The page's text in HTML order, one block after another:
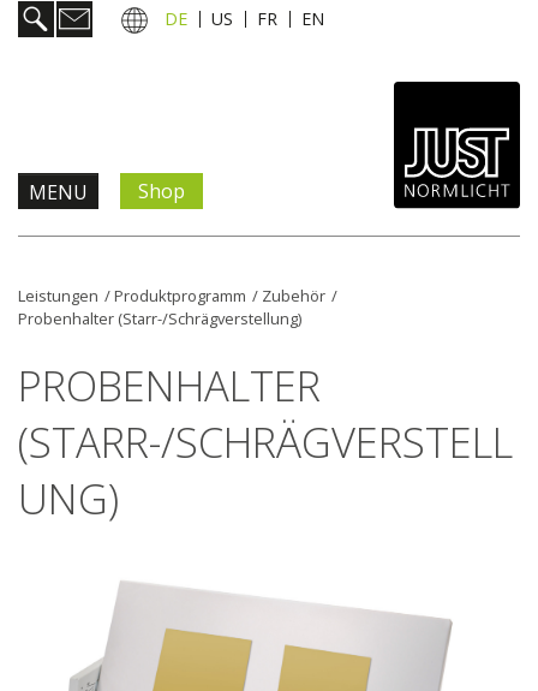
DE US FR EN
MENU
Information & Service
Aktuelles
Unternehmen
Shop
Leistungen /Produktprogramm / Zubehör /
Probenhalter (Starr-/Schrägverstellung)
PROBENHALTER
(STARR-/SCHRÄGVERSTELL
UNG)